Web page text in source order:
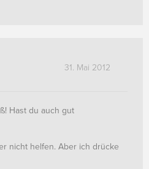
31. Mai 2012
Hast du auch gut
nicht helfen. Aber ich drücke